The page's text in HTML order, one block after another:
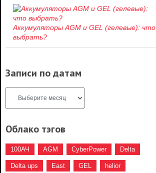
Аккумуляторы AGM и GEL (гелевые): что
выбрать?
Записи по датам
Облако тэгов
100АЧ AGM CyberPower Delta
Delta ups East GEL helior